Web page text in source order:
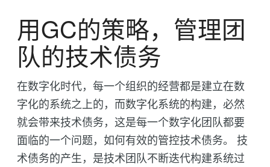
用GC的策略，管理团
队的技术债务
在数字化时代，每一个组织的经营都是建立在数
字化的系统之上的，而数字化系统的构建，必然
就会带来技术债务，这是每一个数字化团队都要
面临的一个问题，如何有效的管控技术债务。 技
术债务的产生，是技术团队不断迭代构建系统过